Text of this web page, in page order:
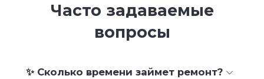
Часто задаваемые
вопросы
✨ Сколько времени займет ремонт?